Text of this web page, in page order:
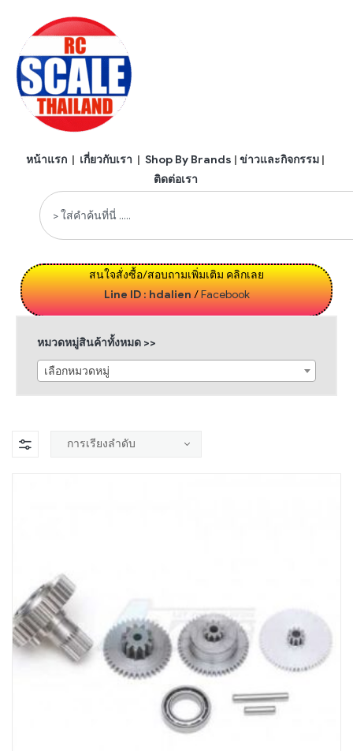
หน้าแรก | เกี่ยวกับเรา | Shop By Brands | ข่าวและกิจกรรม |
ติดต่อเรา
สนใจสั่งซื้อ/สอบถามเพิ่มเติม คลิกเลย
Line ID : hdalien/Facebook
หมวดหมู่สินค้าทั้งหมด >>
เลือกหมวดหมู่